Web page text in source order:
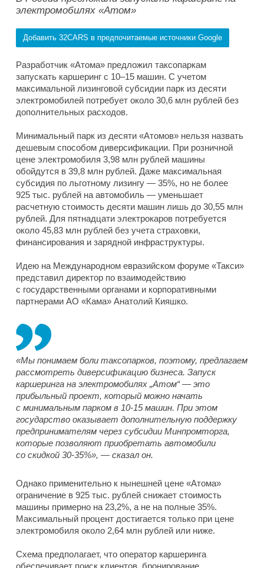
электромобилях «Атом»
Добавить 32CARS в предпочитаемые источники Google
Разработчик «Атома» предложил таксопаркам
запускать каршеринг с 10–15 машин. С учетом
максимальной лизинговой субсидии парк из десяти
электромобилей потребует около 30,6 млн рублей без
дополнительных расходов.
Минимальный парк из десяти «Атомов» нельзя назвать
дешевым способом диверсификации. При розничной
цене электромобиля 3,98 млн рублей машины
обойдутся в 39,8 млн рублей. Даже максимальная
субсидия по льготному лизингу — 35%, но не более
925 тыс. рублей на автомобиль — уменьшает
расчетную стоимость десяти машин лишь до 30,55 млн
рублей. Для пятнадцати электрокаров потребуется
около 45,83 млн рублей без учета страховки,
финансирования и зарядной инфраструктуры.
Идею на Международном евразийском форуме «Такси»
представил директор по взаимодействию
с государственными органами и корпоративными
партнерами АО «Кама» Анатолий Кияшко.
«Мы понимаем боли таксопарков, поэтому, предлагаем
рассмотреть диверсификацию бизнеса. Запуск
каршеринга на электромобилях „Атом“ — это
прибыльный проект, который можно начать
с минимальным парком в 10-15 машин. При этом
государство оказывает дополнительную поддержку
предпринимателям через субсидии Минпромторга,
которые позволяют приобретать автомобили
со скидкой 30-35%», — сказал он.
Однако применительно к нынешней цене «Атома»
ограничение в 925 тыс. рублей снижает стоимость
машины примерно на 23,2%, а не на полные 35%.
Максимальный процент достигается только при цене
электромобиля около 2,64 млн рублей или ниже.
Схема предполагает, что оператор каршеринга